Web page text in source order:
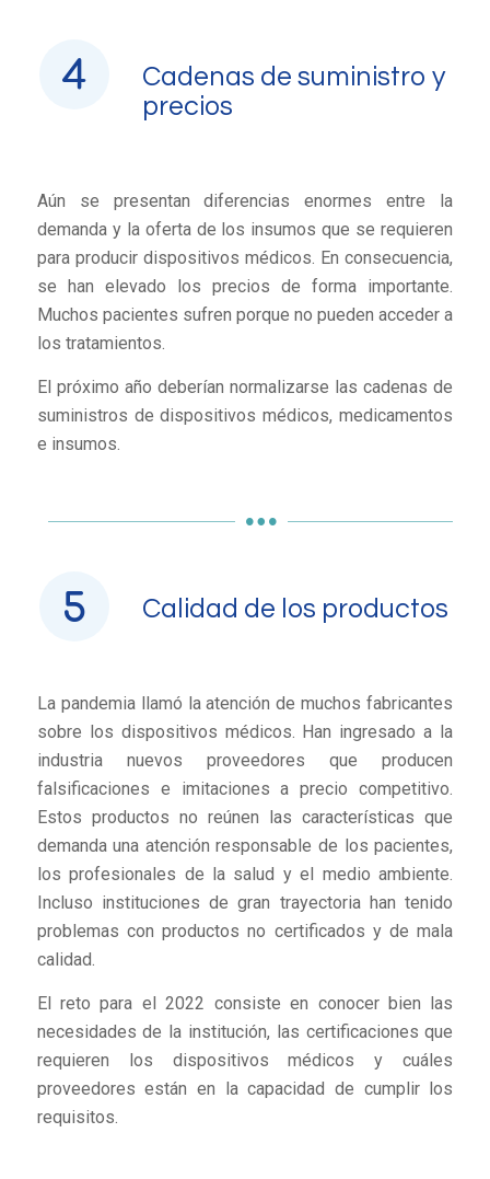
Cadenas de suministro y
precios
Aún se presentan diferencias enormes entre la
demanda y la oferta de los insumos que se requieren
para producir dispositivos médicos. En consecuencia,
se han elevado los precios de forma importante.
Muchos pacientes sufren porque no pueden acceder a
los tratamientos.
El próximo año deberían normalizarse las cadenas de
suministros de dispositivos médicos, medicamentos
e insumos.
Calidad de los productos
La pandemia llamó la atención de muchos fabricantes
sobre los dispositivos médicos. Han ingresado a la
industria nuevos proveedores que producen
falsificaciones e imitaciones a precio competitivo.
Estos productos no reúnen las características que
demanda una atención responsable de los pacientes,
los profesionales de la salud y el medio ambiente.
Incluso instituciones de gran trayectoria han tenido
problemas con productos no certificados y de mala
calidad.
El reto para el 2022 consiste en conocer bien las
necesidades de la institución, las certificaciones que
requieren los dispositivos médicos y cuáles
proveedores están en la capacidad de cumplir los
requisitos.